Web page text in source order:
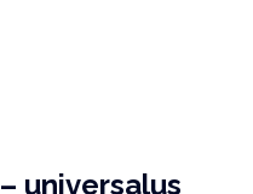
universalus